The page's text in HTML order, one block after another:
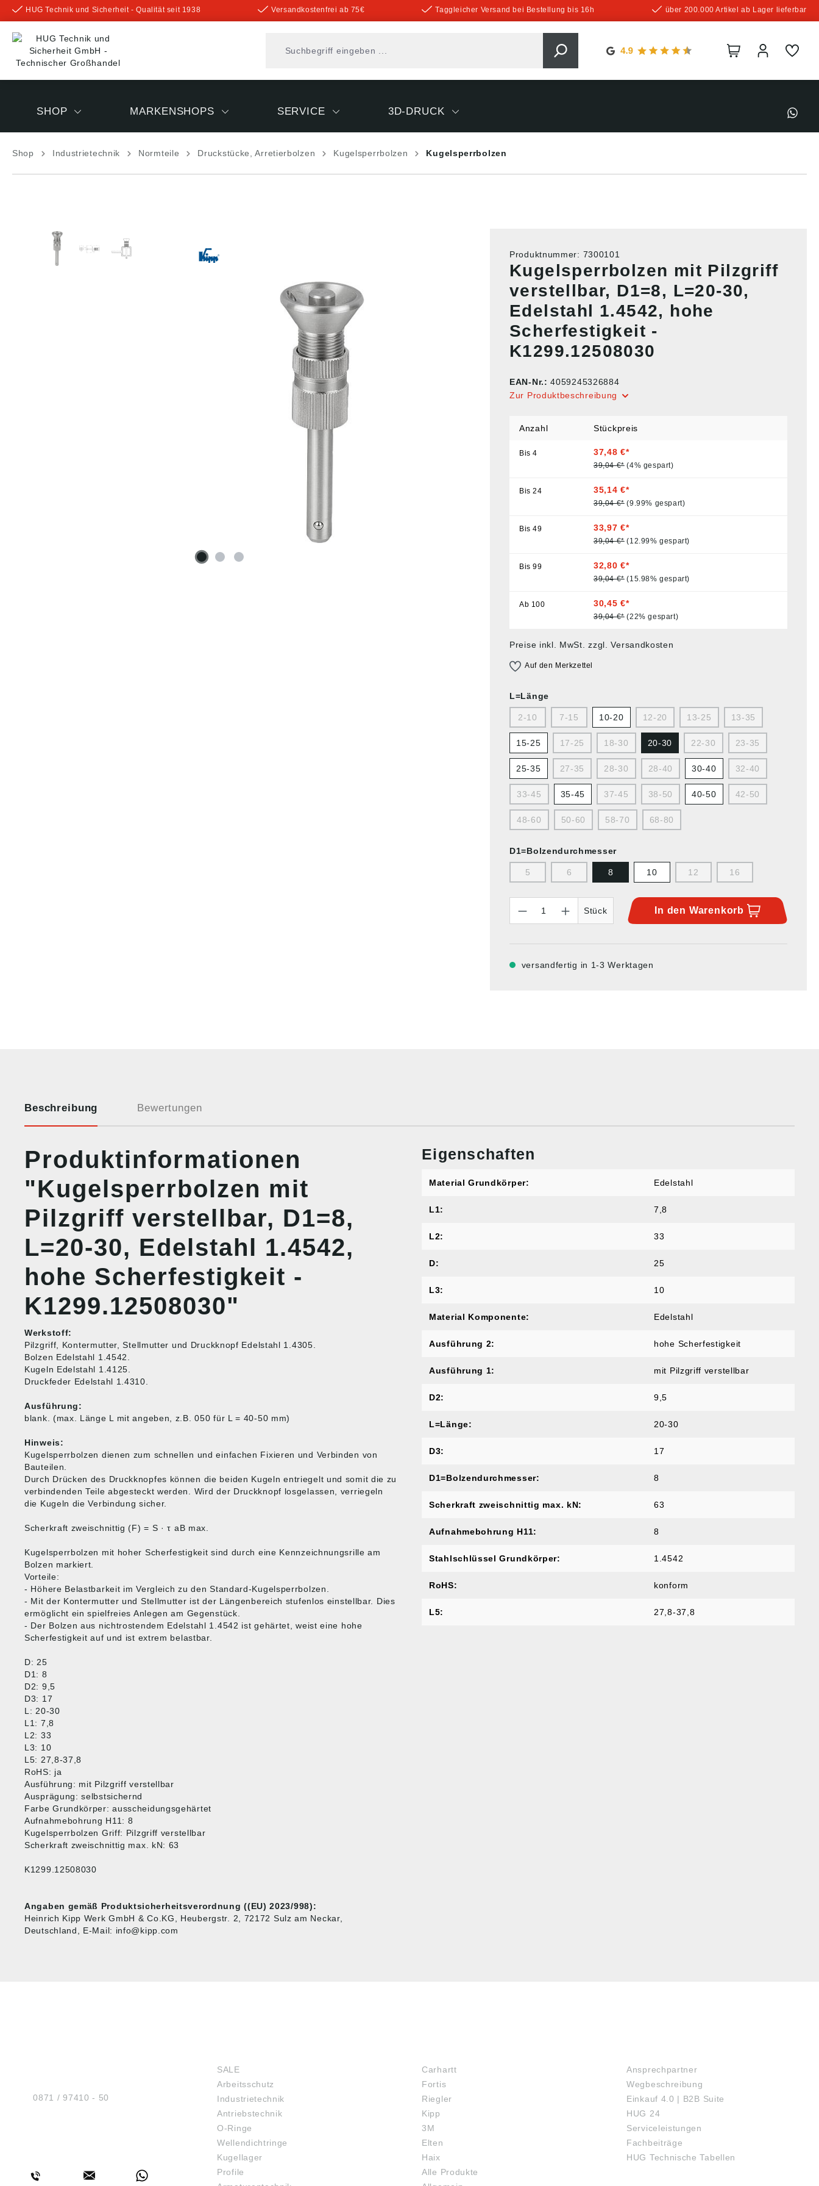
springen
HUG Technik und Sicherheit - Qualität seit 1938 Versandkostenfrei ab 75€ Taggleicher Versand bei Bestellung bis 16h über 200.000 Artikel ab Lager lieferbar
SHOP MARKENSHOPS SERVICE 3D-DRUCK
Shop Industrietechnik Normteile Druckstücke, Arretierbolzen Kugelsperrbolzen Kugelsperrbolzen
Produktnummer: 7300101
Kugelsperrbolzen mit Pilzgriff
verstellbar, D1=8, L=20-30,
Edelstahl 1.4542, hohe
Scherfestigkeit -
K1299.12508030
EAN-Nr.:4059245326884
Zur Produktbeschreibung
Anzahl Stückpreis
Bis4 37,48 €*
39,04 €* (4% gespart)
Bis24 35,14 €*
39,04 €* (9.99% gespart)
Bis49 33,97 €*
39,04 €* (12.99% gespart)
Bis99 32,80 €*
39,04 €* (15.98% gespart)
Ab 100 30,45 €*
39,04 €* (22% gespart)
Preise inkl. MwSt. zzgl. Versandkosten
Auf den Merkzettel
L=Länge
2-10 7-15 10-20 12-20 13-25 13-35
15-25 17-25 18-30 20-30 22-30 23-35
25-35 27-35 28-30 28-40 30-40 32-40
33-45 35-45 37-45 38-50 40-50 42-50
48-60 50-60 58-70 68-80
D1=Bolzendurchmesser
5 6 8 10 12 16
Stück
In den Warenkorb
versandfertig in 1-3 Werktagen
Beschreibung Bewertungen
Produktinformationen
"Kugelsperrbolzen mit
Pilzgriff verstellbar, D1=8,
L=20-30, Edelstahl 1.4542,
hohe Scherfestigkeit -
K1299.12508030"
Werkstoff:
Pilzgriff, Kontermutter, Stellmutter und Druckknopf Edelstahl 1.4305.
Bolzen Edelstahl 1.4542.
Kugeln Edelstahl 1.4125.
Druckfeder Edelstahl 1.4310.
Ausführung:
blank. (max. Länge L mit angeben, z.B. 050 für L = 40-50 mm)
Hinweis:
Kugelsperrbolzen dienen zum schnellen und einfachen Fixieren und Verbinden von
Bauteilen.
Durch Drücken des Druckknopfes können die beiden Kugeln entriegelt und somit die zu
verbindenden Teile abgesteckt werden. Wird der Druckknopf losgelassen, verriegeln
die Kugeln die Verbindung sicher.
Scherkraft zweischnittig (F) = S · τ aB max.
Kugelsperrbolzen mit hoher Scherfestigkeit sind durch eine Kennzeichnungsrille am
Bolzen markiert.
Vorteile:
- Höhere Belastbarkeit im Vergleich zu den Standard-Kugelsperrbolzen.
- Mit der Kontermutter und Stellmutter ist der Längenbereich stufenlos einstellbar. Dies
ermöglicht ein spielfreies Anlegen am Gegenstück.
- Der Bolzen aus nichtrostendem Edelstahl 1.4542 ist gehärtet, weist eine hohe
Scherfestigkeit auf und ist extrem belastbar.
D: 25
D1: 8
D2: 9,5
D3: 17
L: 20-30
L1: 7,8
L2: 33
L3: 10
L5: 27,8-37,8
RoHS: ja
Ausführung: mit Pilzgriff verstellbar
Ausprägung: selbstsichernd
Farbe Grundkörper: ausscheidungsgehärtet
Aufnahmebohrung H11: 8
Kugelsperrbolzen Griff: Pilzgriff verstellbar
Scherkraft zweischnittig max. kN: 63
K1299.12508030
Angaben gemäß Produktsicherheitsverordnung ((EU) 2023/998):
Heinrich Kipp Werk GmbH & Co.KG, Heubergstr. 2, 72172 Sulz am Neckar,
Deutschland, E-Mail: info@kipp.com
Eigenschaften
Material Grundkörper: Edelstahl
L1: 7,8
L2: 33
D: 25
L3: 10
Material Komponente: Edelstahl
Ausführung 2: hohe Scherfestigkeit
Ausführung 1: mit Pilzgriff verstellbar
D2: 9,5
L=Länge: 20-30
D3: 17
D1=Bolzendurchmesser: 8
Scherkraft zweischnittig max. kN: 63
Aufnahmebohrung H11: 8
Stahlschlüssel Grundkörper: 1.4542
RoHS: konform
L5: 27,8-37,8
Tel.:0871 / 97410 - 50
SALE
Arbeitsschutz
Industrietechnik
Antriebstechnik
O-Ringe
Wellendichtringe
Kugellager
Profile
Carhartt
Fortis
Riegler
Kipp
3M
Elten
Haix
Alle Produkte
Ansprechpartner
Wegbeschreibung
Einkauf 4.0 | B2B Suite
HUG 24
Serviceleistungen
Fachbeiträge
HUG Technische Tabellen